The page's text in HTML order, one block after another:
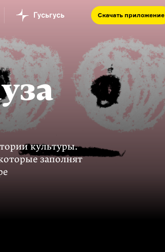
Скачать приложение
Запад и Восток: история культур
Что такое античность
Детская комната
культуры.
заполнят